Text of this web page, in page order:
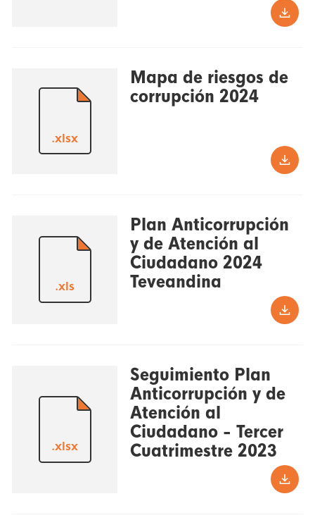
.xlsx
Mapa de riesgos de
corrupción 2024
.xls
Plan Anticorrupción
y de Atención al
Ciudadano 2024
Teveandina
.xlsx
Seguimiento Plan
Anticorrupción y de
Atención al
Ciudadano - Tercer
Cuatrimestre 2023